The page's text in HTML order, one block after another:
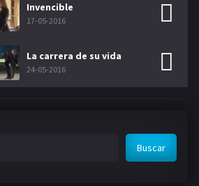
Invencible
17-05-2016
La carrera de su vida
24-05-2016
Buscar